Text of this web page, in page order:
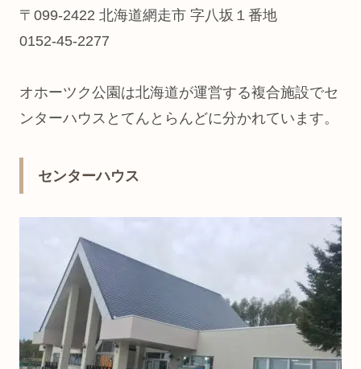
〒099-2422 北海道網走市 字八坂１番地
0152-45-2277
オホーツク公園は北海道が運営する複合施設でセ
ンターハウスとてんとらんどに分かれています。
センターハウス